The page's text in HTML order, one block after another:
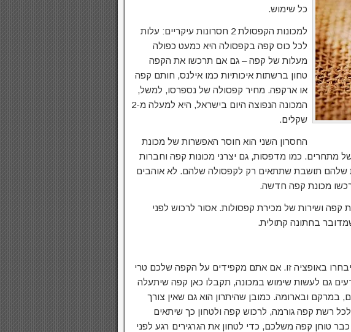
כל שימוש.
למכונות הקפסולת 2 חסרונות עיקריים: עלות
לכל כוס קפה בקפסולה היא כמעט כפולה
מעלות של קפה – גם אם תרכשו את הקפה
טחון ברשתות איכותיות כמו אילנס, חותם קפה
או ארקפה. מחיר קפסולה של נספרסו, למשל,
המכונה הנפוצה היום בישראל, היא למעלה מ-2
שקלים.
החסרון השני הוא חוסר האפשרות של מכונת
מתחרים. כמו מדפסות, גם יצרני מכונות קפה וחברות
שלהם תושבת שתתאים רק לקפסולה שלהם. לא אוהבים
מכונת קפה חדשה.
קפה ושירות של מכירת קפסולות. אסור לרכוש לפני
בחתונה קתולית.
באופציה זו. אם אתם מקפידים על הקפה שלכם טרי
גם לעשות שימוש במכונה, תקבלו כאן קפה שיתעלה
ובארומה. כמובן שהיתרון הוא גם שאין צורך
רשת קפה גורמה, לרכוש קפה ולטחון כך שיתאים
טוחן קפה משלכם, כדי לטחון את הגרגירים רגע לפני